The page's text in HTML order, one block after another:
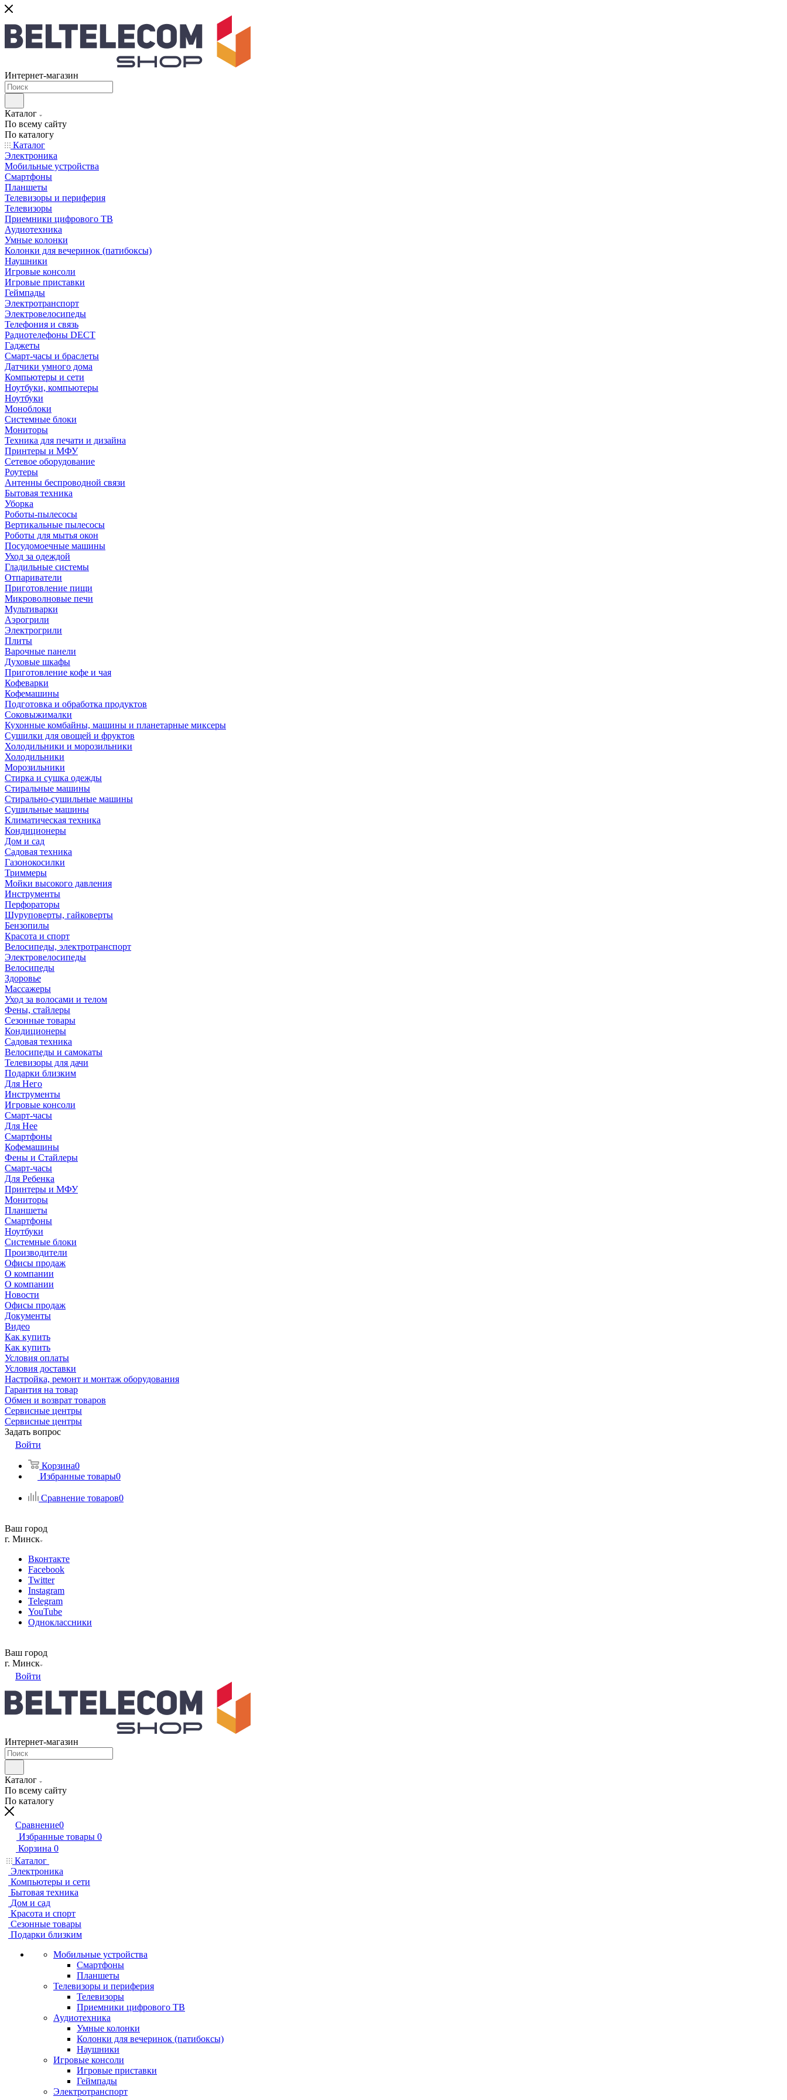
Интернет-магазин
Каталог
По всему сайту
По каталогу
Каталог
Электроника
Мобильные устройства
Смартфоны
Планшеты
Телевизоры и периферия
Телевизоры
Приемники цифрового ТВ
Аудиотехника
Умные колонки
Колонки для вечеринок (патибоксы)
Наушники
Игровые консоли
Игровые приставки
Геймпады
Электротранспорт
Электровелосипеды
Телефония и связь
Радиотелефоны DECT
Гаджеты
Смарт-часы и браслеты
Датчики умного дома
Компьютеры и сети
Ноутбуки, компьютеры
Ноутбуки
Моноблоки
Системные блоки
Мониторы
Техника для печати и дизайна
Принтеры и МФУ
Сетевое оборудование
Роутеры
Антенны беспроводной связи
Бытовая техника
Уборка
Роботы-пылесосы
Вертикальные пылесосы
Роботы для мытья окон
Посудомоечные машины
Уход за одеждой
Гладильные системы
Отпариватели
Приготовление пищи
Микроволновые печи
Мультиварки
Аэрогрили
Электрогрили
Плиты
Варочные панели
Духовые шкафы
Приготовление кофе и чая
Кофеварки
Кофемашины
Подготовка и обработка продуктов
Соковыжималки
Кухонные комбайны, машины и планетарные миксеры
Сушилки для овощей и фруктов
Холодильники и морозильники
Холодильники
Морозильники
Стирка и сушка одежды
Стиральные машины
Стирально-сушильные машины
Сушильные машины
Климатическая техника
Кондиционеры
Дом и сад
Садовая техника
Газонокосилки
Триммеры
Мойки высокого давления
Инструменты
Перфораторы
Шуруповерты, гайковерты
Бензопилы
Красота и спорт
Велосипеды, электротранспорт
Электровелосипеды
Велосипеды
Здоровье
Массажеры
Уход за волосами и телом
Фены, стайлеры
Сезонные товары
Кондиционеры
Садовая техника
Велосипеды и самокаты
Телевизоры для дачи
Подарки близким
Для Него
Инструменты
Игровые консоли
Смарт-часы
Для Нее
Смартфоны
Кофемашины
Фены и Стайлеры
Смарт-часы
Для Ребенка
Принтеры и МФУ
Мониторы
Планшеты
Смартфоны
Ноутбуки
Системные блоки
Производители
Офисы продаж
О компании
О компании
Новости
Офисы продаж
Документы
Видео
Как купить
Как купить
Условия оплаты
Условия доставки
Настройка, ремонт и монтаж оборудования
Гарантия на товар
Обмен и возврат товаров
Сервисные центры
Сервисные центры
Задать вопрос
Войти
Корзина0
Избранные товары0
Сравнение товаров0
Ваш город
г. Минск
Вконтакте
Facebook
Twitter
Instagram
Telegram
YouTube
Одноклассники
Ваш город
г. Минск
Войти
Интернет-магазин
Каталог
По всему сайту
По каталогу
Сравнение0
Избранные товары 0
Корзина 0
Каталог
Электроника
Компьютеры и сети
Бытовая техника
Дом и сад
Красота и спорт
Сезонные товары
Подарки близким
Мобильные устройства
Смартфоны
Планшеты
Телевизоры и периферия
Телевизоры
Приемники цифрового ТВ
Аудиотехника
Умные колонки
Колонки для вечеринок (патибоксы)
Наушники
Игровые консоли
Игровые приставки
Геймпады
Электротранспорт